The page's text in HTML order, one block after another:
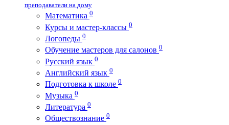
преподаватели на дому
Математика 0
Курсы и мастер-классы 0
Логопеды 0
Обучение мастеров для салонов 0
Русский язык 0
Английский язык 0
Подготовка к школе 0
Музыка 0
Литература 0
Обществознание 0